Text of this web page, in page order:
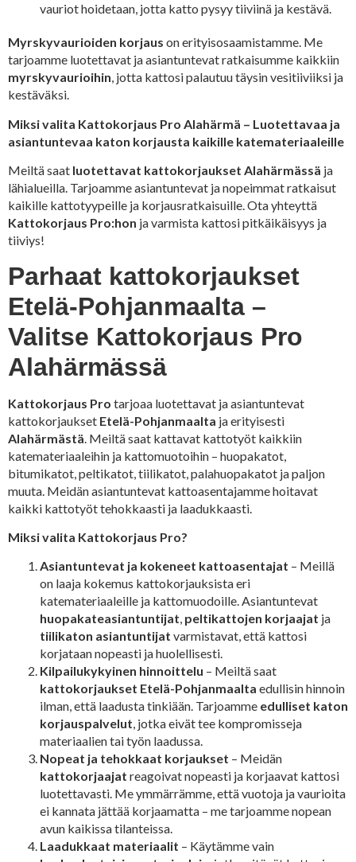
vauriot hoidetaan, jotta katto pysyy tiiviinä ja kestävä.
Myrskyvaurioiden korjaus on erityisosaamistamme. Me
tarjoamme luotettavat ja asiantuntevat ratkaisumme kaikkiin
myrskyvaurioihin, jotta kattosi palautuu täysin vesitiiviiksi ja
kestäväksi.
Miksi valita Kattokorjaus Pro Alahärmä – Luotettavaa ja
asiantuntevaa katon korjausta kaikille katemateriaaleille
Meiltä saat luotettavat kattokorjaukset Alahärmässä ja
lähialueilla. Tarjoamme asiantuntevat ja nopeimmat ratkaisut
kaikille kattotyypeille ja korjausratkaisuille. Ota yhteyttä
Kattokorjaus Pro:hon ja varmista kattosi pitkäikäisyys ja
tiiviys!
Parhaat kattokorjaukset
Etelä-Pohjanmaalta –
Valitse Kattokorjaus Pro
Alahärmässä
Kattokorjaus Pro tarjoaa luotettavat ja asiantuntevat
kattokorjaukset Etelä-Pohjanmaalta ja erityisesti
Alahärmästä . Meiltä saat kattavat kattotyöt kaikkiin
katemateriaaleihin ja kattomuotoihin – huopakatot,
bitumikatot, peltikatot, tiilikatot, palahuopakatot ja paljon
muuta. Meidän asiantuntevat kattoasentajamme hoitavat
kaikki kattotyöt tehokkaasti ja laadukkaasti.
Miksi valita Kattokorjaus Pro?
Asiantuntevat ja kokeneet kattoasentajat – Meillä
on laaja kokemus kattokorjauksista eri
katemateriaaleille ja kattomuodoille. Asiantuntevat
huopakateasiantuntijat, peltikattojen korjaajat ja
tiilikaton asiantuntijat varmistavat, että kattosi
korjataan nopeasti ja huolellisesti.
Kilpailukykyinen hinnoittelu – Meiltä saat
kattokorjaukset Etelä-Pohjanmaalta edullisin hinnoin
ilman, että laadusta tinkiään. Tarjoamme edulliset katon
korjauspalvelut, jotka eivät tee kompromisseja
materiaalien tai työn laadussa.
Nopeat ja tehokkaat korjaukset – Meidän
kattokorjaajat reagoivat nopeasti ja korjaavat kattosi
luotettavasti. Me ymmärrämme, että vuotoja ja vaurioita
ei kannata jättää korjaamatta – me tarjoamme nopean
avun kaikissa tilanteissa.
Laadukkaat materiaalit – Käytämme vain